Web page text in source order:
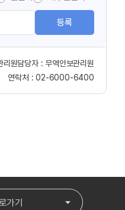
등록
리원담당자 : 무역안보관리원
연락처 :02-6000-6400
가기